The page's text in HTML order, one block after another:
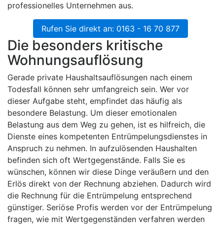
professionelles Unternehmen aus.
Rufen Sie direkt an: 0163 - 16 70 877
Die besonders kritische
Wohnungsauflösung
Gerade private Haushaltsauflösungen nach einem
Todesfall können sehr umfangreich sein. Wer vor
dieser Aufgabe steht, empfindet das häufig als
besondere Belastung. Um dieser emotionalen
Belastung aus dem Weg zu gehen, ist es hilfreich, die
Dienste eines kompetenten Entrümpelungsdienstes in
Anspruch zu nehmen. In aufzulösenden Haushalten
befinden sich oft Wertgegenstände. Falls Sie es
wünschen, können wir diese Dinge veräußern und den
Erlös direkt von der Rechnung abziehen. Dadurch wird
die Rechnung für die Entrümpelung entsprechend
günstiger. Seriöse Profis werden vor der Entrümpelung
fragen, wie mit Wertgegenständen verfahren werden